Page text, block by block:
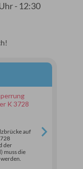
- 12:30
K 3728
auf
der
muss die